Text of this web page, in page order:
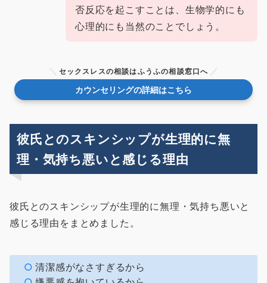
否反応を起こすことは、生物学的にも
心理的にも当然のことでしょう。
セックスレスの相談はふうふの相談窓口へ
カウンセリングの詳細はこちら
彼氏とのスキンシップが生理的に無
理・気持ち悪いと感じる理由
彼氏とのスキンシップが生理的に無理・気持ち悪いと
感じる理由をまとめました。
清潔感がなさすぎるから